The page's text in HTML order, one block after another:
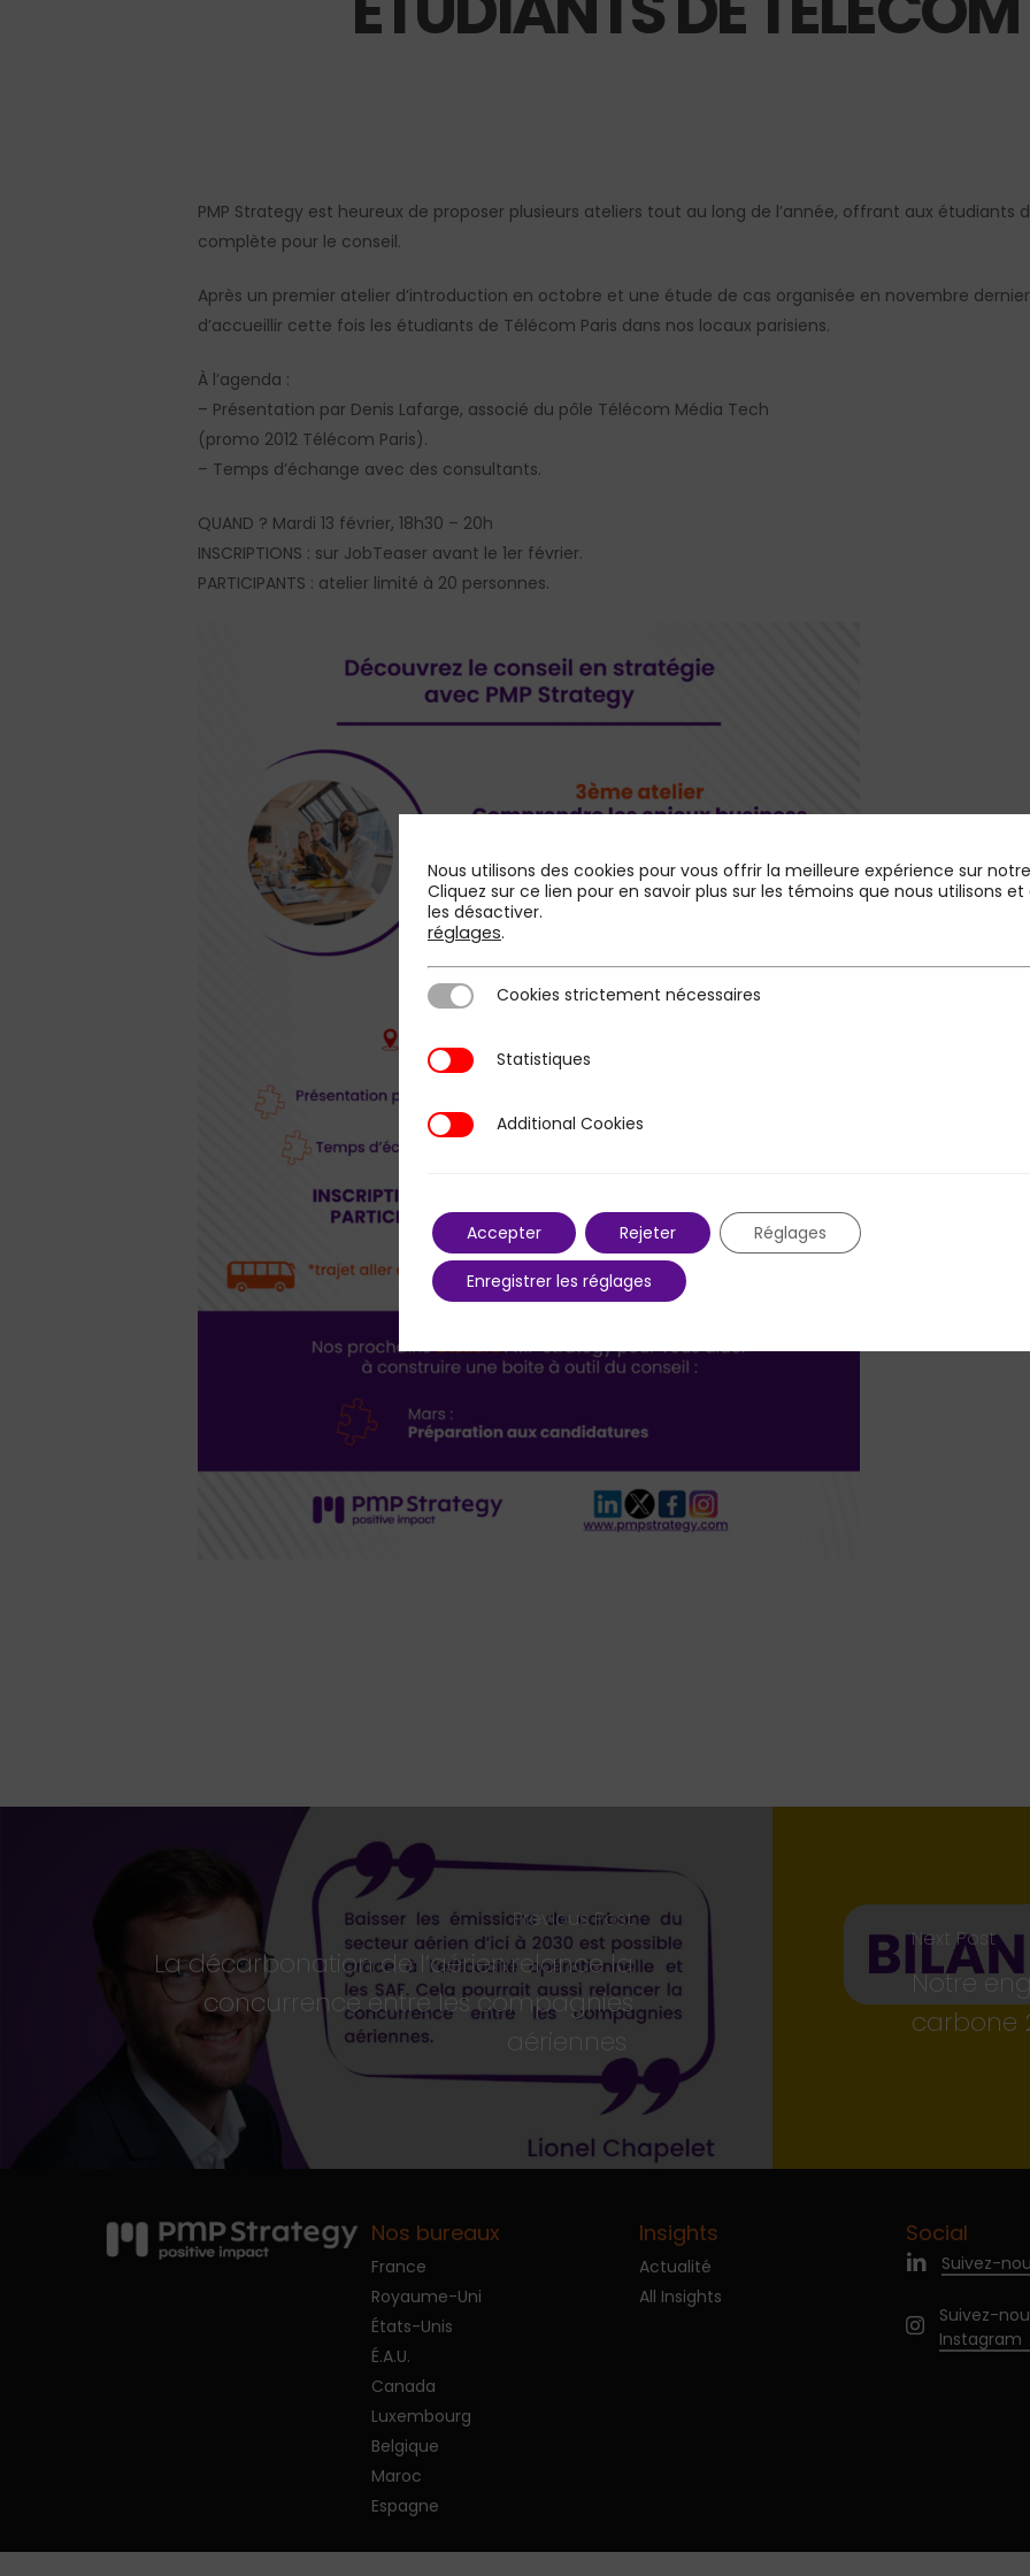
PMP Strategy est heureux de proposer plusieurs ateliers tout au long de l’année, offrant aux étudiants
complète pour le conseil.
Après un premier atelier d’introduction en octobre et une étude de cas organisée en novembre
d’accueillir cette fois les étudiants de Télécom Paris dans nos locaux parisiens.
À l’agenda :
– Présentation par Denis Lafarge, associé du pôle Télécom Média Tech
(promo 2012 Télécom Paris).
– Temps d’échange avec des consultants.
QUAND ? Mardi 13 février, 18h30 – 20h
INSCRIPTIONS : sur JobTeaser avant le 1er février.
PARTICIPANTS : atelier limité à 20 personnes.
Previous Post
La décarbonation de l’aérien relance la
concurrence entre les compagnies
aériennes
Next Post
Notre
carbone
Nos bureaux
France
Royaume-Uni
États-Unis
É.A.U.
Canada
Luxembourg
Belgique
Maroc
Espagne
Insights
Actualité
All Insights
Social
Suivez-
Suivez-
Instagram
Nous utilisons des cookies pour vous offrir la meilleure expérience sur
Cliquez sur ce lien pour en savoir plus sur les témoins que nous utilisons
les désactiver.
réglages.
Cookies strictement nécessaires
Cookies strictement nécessaires
StatistiquesStatistiques
Additional Cookies
Additional Cookies
Accepter Rejeter Réglages
Enregistrer les réglages